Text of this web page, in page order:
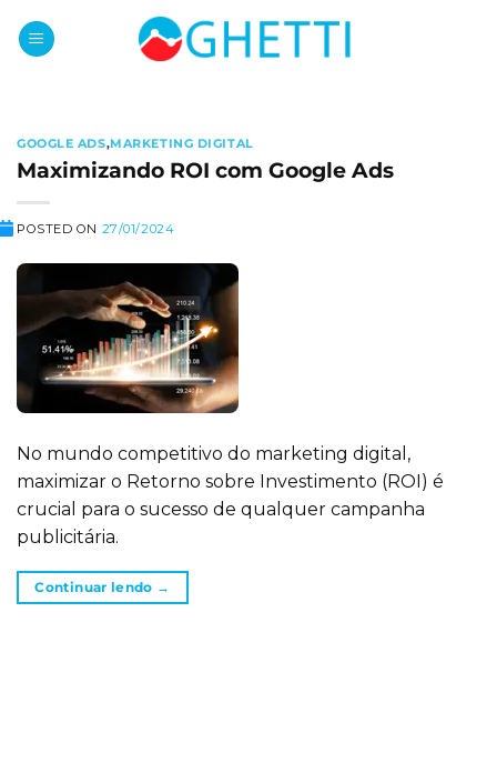
GOOGLE ADS,MARKETING DIGITAL
Maximizando ROI com Google Ads
POSTED ON 27/01/2024
No mundo competitivo do marketing digital,
maximizar o Retorno sobre Investimento (ROI) é
crucial para o sucesso de qualquer campanha
publicitária.
Continuar lendo →